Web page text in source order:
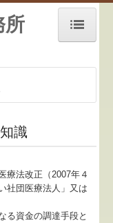
識
療法改正（2007年４
社団医療法人」又は
る資金の調達手段と